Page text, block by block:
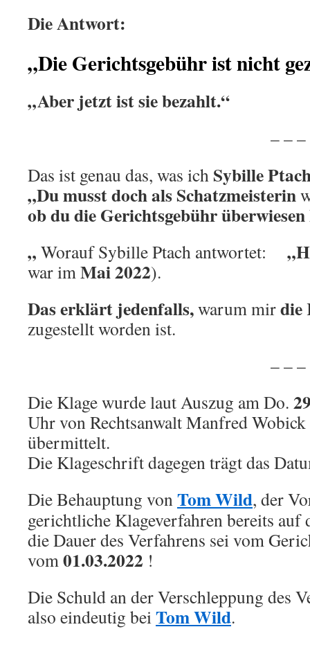
Die Antwort:
„Die Gerichtsgebühr ist nicht
„Aber jetzt ist sie bezahlt.“
– – – – –
Das ist genau das, was ich Sybille
„Du musst doch als Schatzmeisterin
ob du die Gerichtsgebühr
„ Worauf Sybille Ptach antwortet:
war imMai 2022).
Das erklärt jedenfalls,warum mirdie
zugestellt worden ist.
– – – – –
Die Klage wurde laut Auszug am Do.
Uhr von Rechtsanwalt Manfred
übermittelt.
Die Klageschrift dagegen trägt das
Die Behauptung vonTom Wild, der
gerichtliche Klageverfahren bereits auf
die Dauer des Verfahrens sei vom
vom01.03.2022 !
Die Schuld an der Verschleppung des
also eindeutig beiTom Wild.